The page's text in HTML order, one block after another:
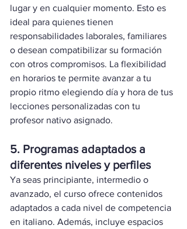
lugar y en cualquier momento. Esto es
ideal para quienes tienen
responsabilidades laborales, familiares
o desean compatibilizar su formación
con otros compromisos. La flexibilidad
en horarios te permite avanzar a tu
propio ritmo elegiendo día y hora de tus
lecciones personalizadas con tu
profesor nativo asignado.
5. Programas adaptados a
diferentes niveles y perfiles
Ya seas principiante, intermedio o
avanzado, el curso ofrece contenidos
adaptados a cada nivel de competencia
en italiano. Además, incluye espacios